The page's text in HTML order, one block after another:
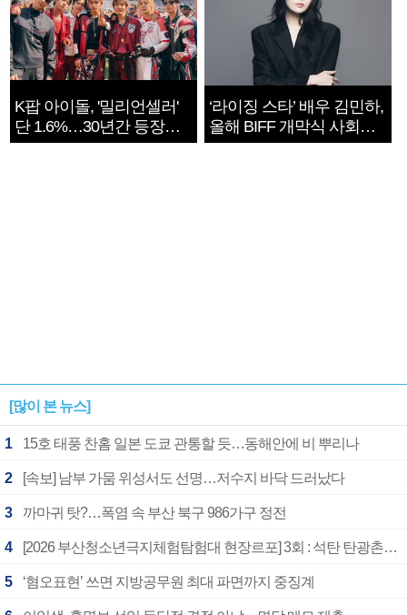
K팝 아이돌, '밀리언셀러'
단 1.6%…30년간 등장
1182개팀 전수조사
‘라이징 스타’ 배우 김민하,
올해 BIFF 개막식 사회자
확정
[많이 본 뉴스]
1 15호 태풍 찬홈 일본 도쿄 관통할 듯…동해안에 비 뿌리나
2 [속보] 남부 가뭄 위성서도 선명…저수지 바닥 드러났다
3 까마귀 탓?…폭염 속 부산 북구 986가구 정전
4 [2026 부산청소년극지체험탐험대 현장르포] 3회 : 석탄 탄광촌에서 북극 연구의 중심지로
5 ‘혐오표현’ 쓰면 지방공무원 최대 파면까지 중징계